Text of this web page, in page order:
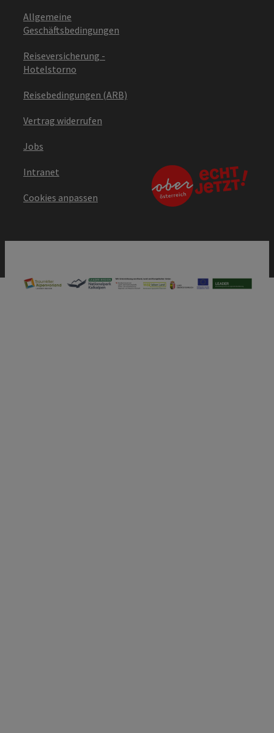
Allgemeine
Geschäftsbedingungen
Reiseversicherung -
Hotelstorno
Reisebedingungen (ARB)
Vertrag widerrufen
Jobs
Intranet
Cookies anpassen